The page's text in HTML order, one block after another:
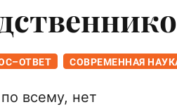
СОВРЕМЕННАЯ
всему, нет